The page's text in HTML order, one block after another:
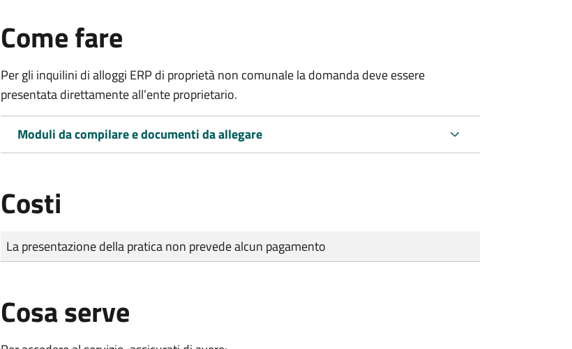
Come fare
Per gli inquilini di alloggi ERP di proprietà non comunale la domanda deve essere
presentata direttamente all’ente proprietario.
Moduli da compilare e documenti da allegare
Costi
Tipo di pagamento
Importo
La presentazione della pratica non prevede alcun pagamento
Cosa serve